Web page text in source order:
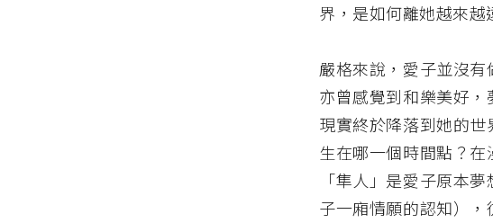
界，是如何離她越來越
嚴格來說，愛子並沒
亦曾感覺到和樂美好
現實終於降落到她的
生在哪一個時間點？在
「隼人」是愛子原本
子一廂情願的認知）